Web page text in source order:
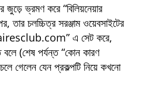
জুড়ে ভ্রমণ করে বিলিয়নেয়ার
তার চলচ্চিত্র সরঞ্জাম ওয়েবসাইটের
এ সেট করে,
বলে (শেষ পর্যন্ত কোন কারণ
গেলেন যেন প্রকল্পটি নিয়ে কখনো